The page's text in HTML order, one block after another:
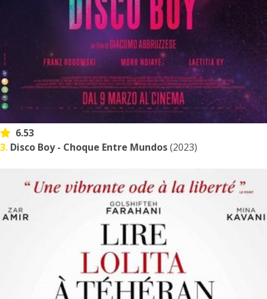
6.53
3. Disco Boy - Choque Entre Mundos(2023)